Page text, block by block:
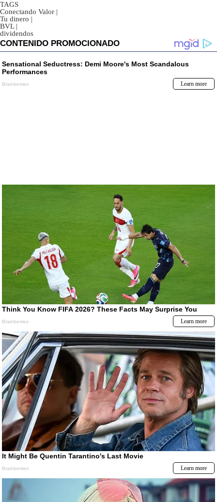
TAGS
Conectando Valor |
Tu dinero |
BVL |
dividendos